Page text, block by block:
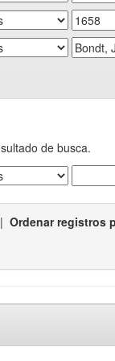
de busca.
| Ordenar registros